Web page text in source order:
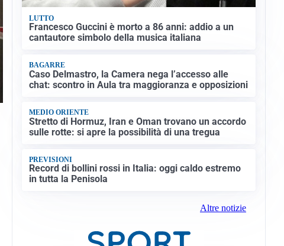
LUTTO
Francesco Guccini è morto a 86 anni: addio a un
cantautore simbolo della musica italiana
BAGARRE
Caso Delmastro, la Camera nega l’accesso alle
chat: scontro in Aula tra maggioranza e opposizioni
MEDIO ORIENTE
Stretto di Hormuz, Iran e Oman trovano un accordo
sulle rotte: si apre la possibilità di una tregua
PREVISIONI
Record di bollini rossi in Italia: oggi caldo estremo
in tutta la Penisola
Altre notizie